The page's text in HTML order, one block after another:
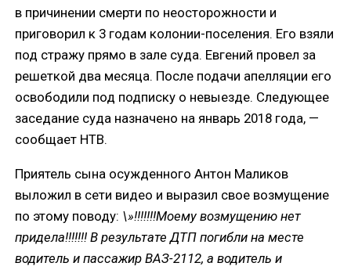
в причинении смерти по неосторожности и
приговорил к 3 годам колонии-поселения. Его взяли
под стражу прямо в зале суда. Евгений провел за
решеткой два месяца. После подачи апелляции его
освободили под подписку о невыезде. Следующее
заседание суда назначено на январь 2018 года, —
сообщает НТВ.
Приятель сына осужденного Антон Маликов
выложил в сети видео и выразил свое возмущение
по этому поводу: \»!!!!!!!Моему возмущению нет
придела!!!!!!! В результате ДТП погибли на месте
водитель и пассажир ВАЗ-2112, а водитель и